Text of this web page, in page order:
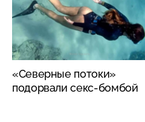
«Северные потоки»
подорвали секс-бомбой